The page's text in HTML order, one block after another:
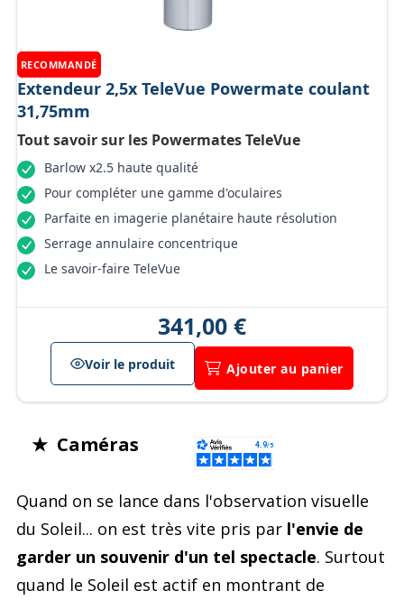
RECOMMANDÉ
Extendeur 2,5x TeleVue Powermate coulant
31,75mm
Tout savoir sur les Powermates TeleVue
Barlow x2.5 haute qualité
Pour compléter une gamme d'oculaires
Parfaite en imagerie planétaire haute résolution
Serrage annulaire concentrique
Le savoir-faire TeleVue
341,00 €
Voir le produit Ajouter au panier
★ Caméras
Quand on se lance dans l'observation visuelle
du Soleil... on est très vite pris par l'envie de
garder un souvenir d'un tel spectacle. Surtout
quand le Soleil est actif en montrant de